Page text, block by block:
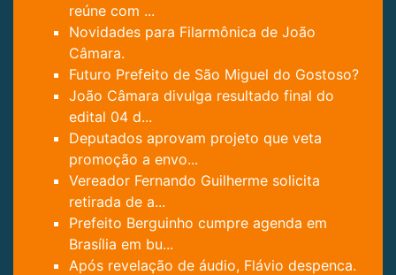
reúne com ...
Novidades para Filarmônica de João
Câmara.
Futuro Prefeito de São Miguel do Gostoso?
João Câmara divulga resultado final do
edital 04 d...
Deputados aprovam projeto que veta
promoção a envo...
Vereador Fernando Guilherme solicita
retirada de a...
Prefeito Berguinho cumpre agenda em
Brasília em bu...
Após revelação de áudio, Flávio despenca.